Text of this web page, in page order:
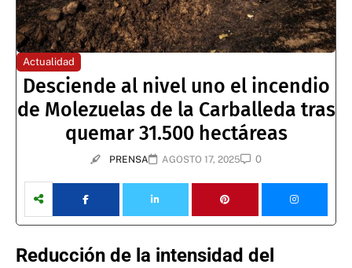
Actualidad
Desciende al nivel uno el incendio
de Molezuelas de la Carballeda tras
quemar 31.500 hectáreas
PRENSA AGOSTO 17, 2025 0
Reducción de la intensidad del